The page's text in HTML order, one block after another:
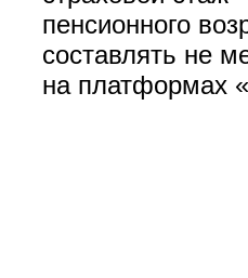
пенсионного
составлять не
на платформах